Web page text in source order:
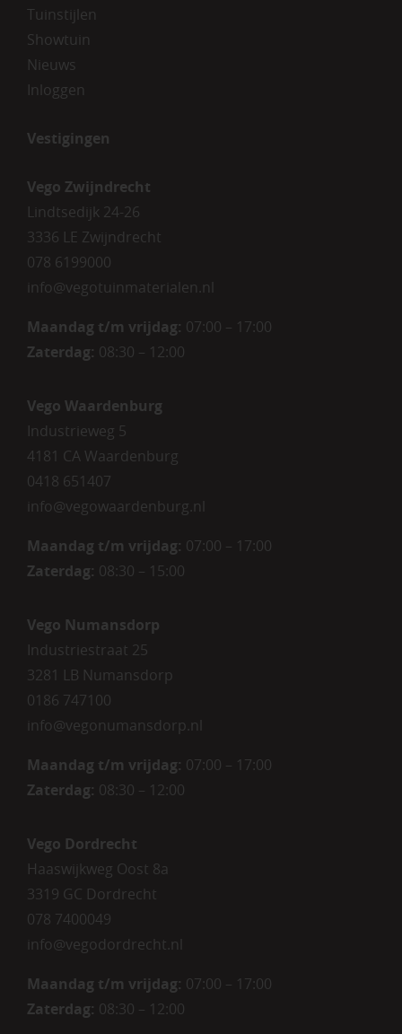
Tuinstijlen
Showtuin
Nieuws
Inloggen
Vestigingen
Vego Zwijndrecht
Lindtsedijk 24-26
3336 LE Zwijndrecht
078 6199000
info@vegotuinmaterialen.nl
Maandag t/m vrijdag: 07:00 – 17:00
Zaterdag: 08:30 – 12:00
Vego Waardenburg
Industrieweg 5
4181 CA Waardenburg
0418 651407
info@vegowaardenburg.nl
Maandag t/m vrijdag: 07:00 – 17:00
Zaterdag: 08:30 – 15:00
Vego Numansdorp
Industriestraat 25
3281 LB Numansdorp
0186 747100
info@vegonumansdorp.nl
Maandag t/m vrijdag: 07:00 – 17:00
Zaterdag: 08:30 – 12:00
Vego Dordrecht
Haaswijkweg Oost 8a
3319 GC Dordrecht
078 7400049
info@vegodordrecht.nl
Maandag t/m vrijdag: 07:00 – 17:00
Zaterdag: 08:30 – 12:00